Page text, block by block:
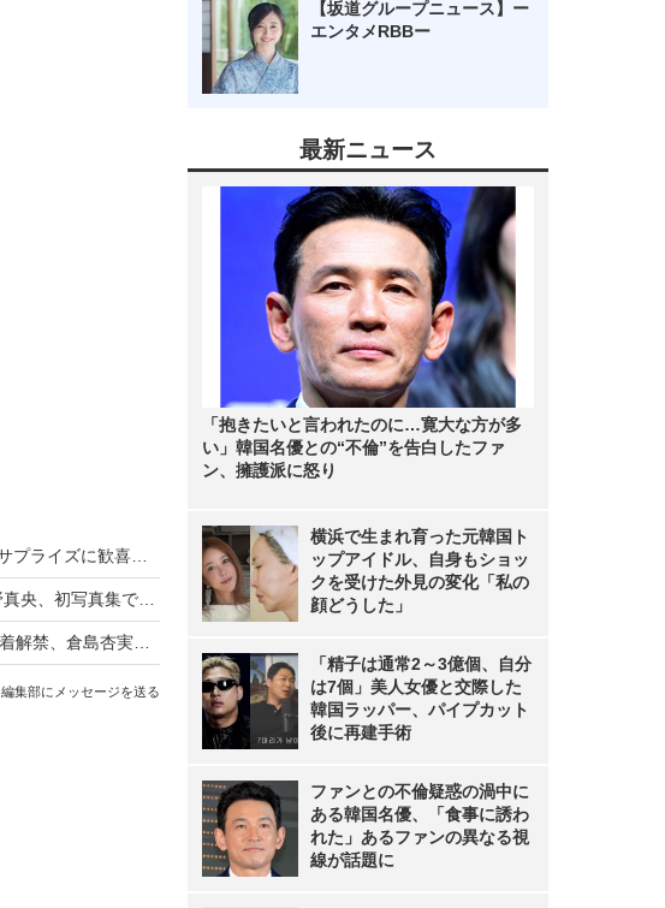
編集部にメッセージを送る
【坂道グループニュース】ー
エンタメRBBー
最新ニュース
「抱きたいと言われたのに…寛大な方が多
い」韓国名優との“不倫”を告白したファ
ン、擁護派に怒り
横浜で生まれ育った元韓国ト
ップアイドル、自身もショッ
クを受けた外見の変化「私の
顔どうした」
「精子は通常2～3億個、自分
は7個」美人女優と交際した
韓国ラッパー、パイプカット
後に再建手術
ファンとの不倫疑惑の渦中に
ある韓国名優、「食事に誘わ
れた」あるファンの異なる視
線が話題に